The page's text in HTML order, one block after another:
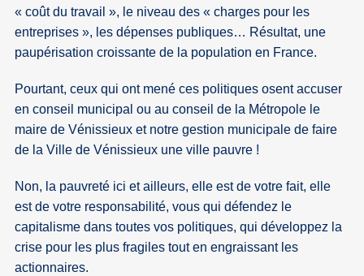
« coût du travail », le niveau des « charges pour les
entreprises », les dépenses publiques… Résultat, une
paupérisation croissante de la population en France.
Pourtant, ceux qui ont mené ces politiques osent accuser
en conseil municipal ou au conseil de la Métropole le
maire de Vénissieux et notre gestion municipale de faire
de la Ville de Vénissieux une ville pauvre !
Non, la pauvreté ici et ailleurs, elle est de votre fait, elle
est de votre responsabilité, vous qui défendez le
capitalisme dans toutes vos politiques, qui développez la
crise pour les plus fragiles tout en engraissant les
actionnaires.